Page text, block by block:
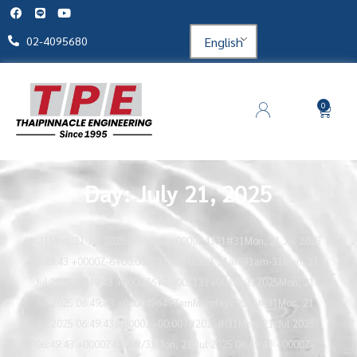
02-4095680 English
0
Day: July 21, 2025
Home
#!31Mon, 21 Jul 2025 06:49:43 +0000Z4331#31Mon, 21 Jul 2025
06:49:43 +0000Z-6+00:003131+00:00x31 21am31am-31Mon, 21
Jul 2025 06:49:43 +0000Z6+00:003131+00:00x312025Mon, 21
Jul 2025 06:49:43 +0000496497amMonday=9056#!31Mon, 21
Jul 2025 06:49:43 +0000Z+00:007#2025#!31Mon, 21 Jul 2025
06:49:43 +0000Z4331#/31Mon, 21 Jul 2025 06:49:43 +0000Z-